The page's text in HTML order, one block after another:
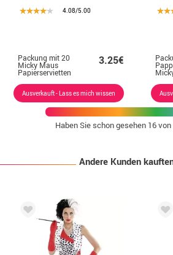
4.08/5.00
Packung mit 20
Micky Maus
Papierservietten
33x33 cm
3.25€
Ausverkauft - Lass es mich wissen
200 ml
Haben Sie schon gesehen 16von
Andere Kunden